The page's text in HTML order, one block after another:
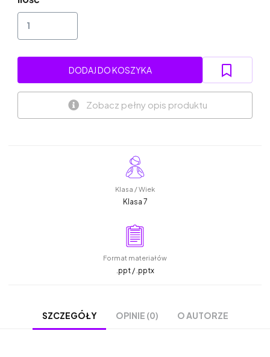
DODAJ DO KOSZYKA
Zobacz pełny opis produktu
Klasa / Wiek
Klasa 7
Format materiałów
.ppt / .pptx
SZCZEGÓŁY OPINIE (0) O AUTORZE